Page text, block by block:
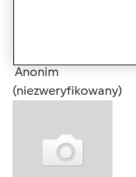
Anonim
(niezweryfikowany)